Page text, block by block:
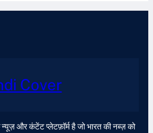
Cover
और कंटेंट प्लेटफ़ॉर्म है जो भारत की नब्ज़ को